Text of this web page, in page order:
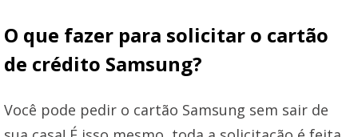
O que fazer para solicitar o cartão
de crédito Samsung?
Você pode pedir o cartão Samsung sem sair de